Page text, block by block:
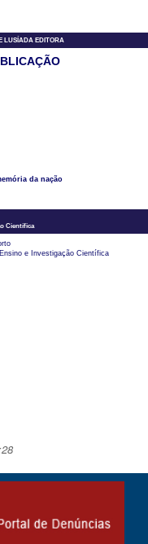
LUSÍADA EDITORA
da nação
Científica
e Investigação Científica